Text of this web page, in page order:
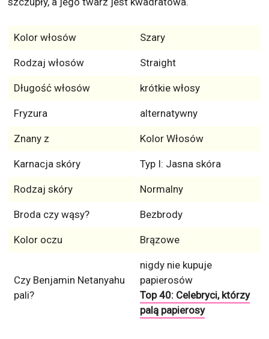
Fryzura alternatywny
Znany z Kolor Włosów
Karnacja skóry Typ I: Jasna skóra
Rodzaj skóry Normalny
Broda czy wąsy? Bezbrody
Kolor oczu Brązowe
pali?
nigdy nie kupuje
Top 40: Celebryci, którzy
palą papierosy
2026 fryzura
Wzrost, Waga, Tatuażu &